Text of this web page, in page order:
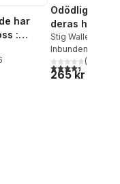
har
:
Totalt antal röster:
Odödliga ord
deras historia
Stig Wallerman
Inbunden
4,4utav 5(
265 kr